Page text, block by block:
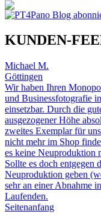
KUNDEN-
Michael M.
Göttingen
Wir haben Ihren
und Businessfotografie
einsetzbar. Durch die
ausgezogener Höhe
zweites Exemplar für
nicht mehr im Shop
es keine Neuproduktion
Sollte es doch entgegen
Neuproduktion geben
sehr an einer Abnahme
Laufenden.
Seitenanfang